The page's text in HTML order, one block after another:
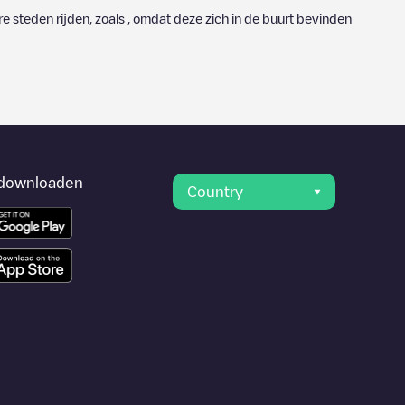
steden rijden, zoals , omdat deze zich in de buurt bevinden
Country